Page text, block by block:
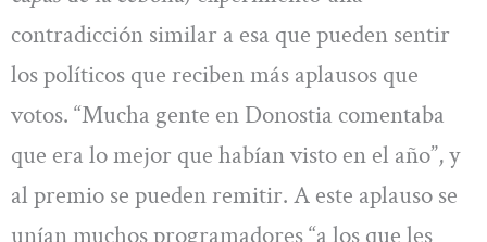
contradicción similar a esa que pueden sentir
los políticos que reciben más aplausos que
votos. “Mucha gente en Donostia comentaba
que era lo mejor que habían visto en el año”, y
al premio se pueden remitir. A este aplauso se
unían muchos programadores “a los que les